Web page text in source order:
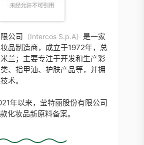
公司 （Intercos S.p.A） 是一家
品制造商，成立于1972年，总
兰；主要专注于开发和生产彩
、指甲油、护肤产品等，并拥
术。
年以来，莹特丽股份有限公司
化妆品新原料备案。